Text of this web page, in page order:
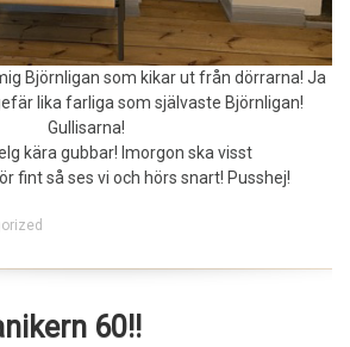
Björnligan som kikar ut från dörrarna! Ja
lika farliga som självaste Björnligan!
Gullisarna!
kära gubbar! Imorgon ska visst
fint så ses vi och hörs snart! Pusshej!
60!!